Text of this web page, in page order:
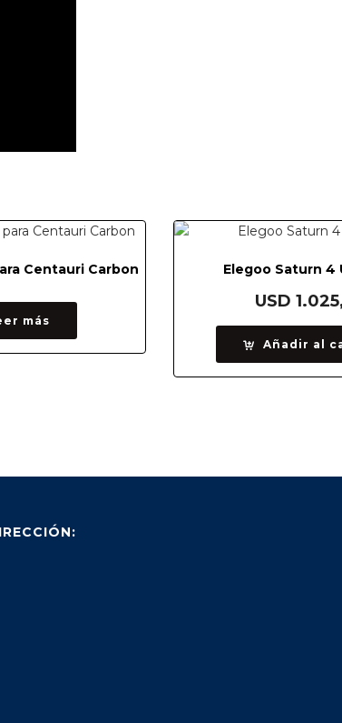
Centauri Carbon
más
Elegoo Saturn 4
USD
Añadir al